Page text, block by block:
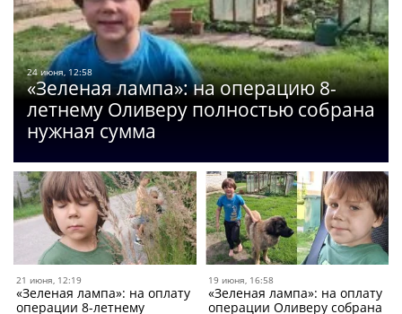
24 июня, 12:58
«Зеленая лампа»: на операцию 8-
летнему Оливеру полностью собрана
нужная сумма
21 июня, 12:19
«Зеленая лампа»: на оплату
операции 8-летнему
19 июня, 16:58
«Зеленая лампа»: на оплату
операции Оливеру собрана